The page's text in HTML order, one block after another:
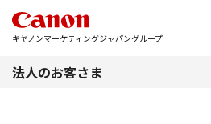
キヤノンマーケティングジャパングループ
法人のお客さま